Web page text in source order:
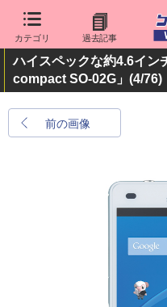
カテゴリ 過去記事
ハイスペックな約4.6イン
compact SO-02G」 (4/76)
前の画像